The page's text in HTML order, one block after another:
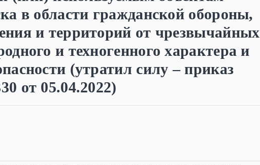
в области гражданской обороны,
и территорий от чрезвычайных
и техногенного характера и
(утратил силу – приказ
от 05.04.2022)